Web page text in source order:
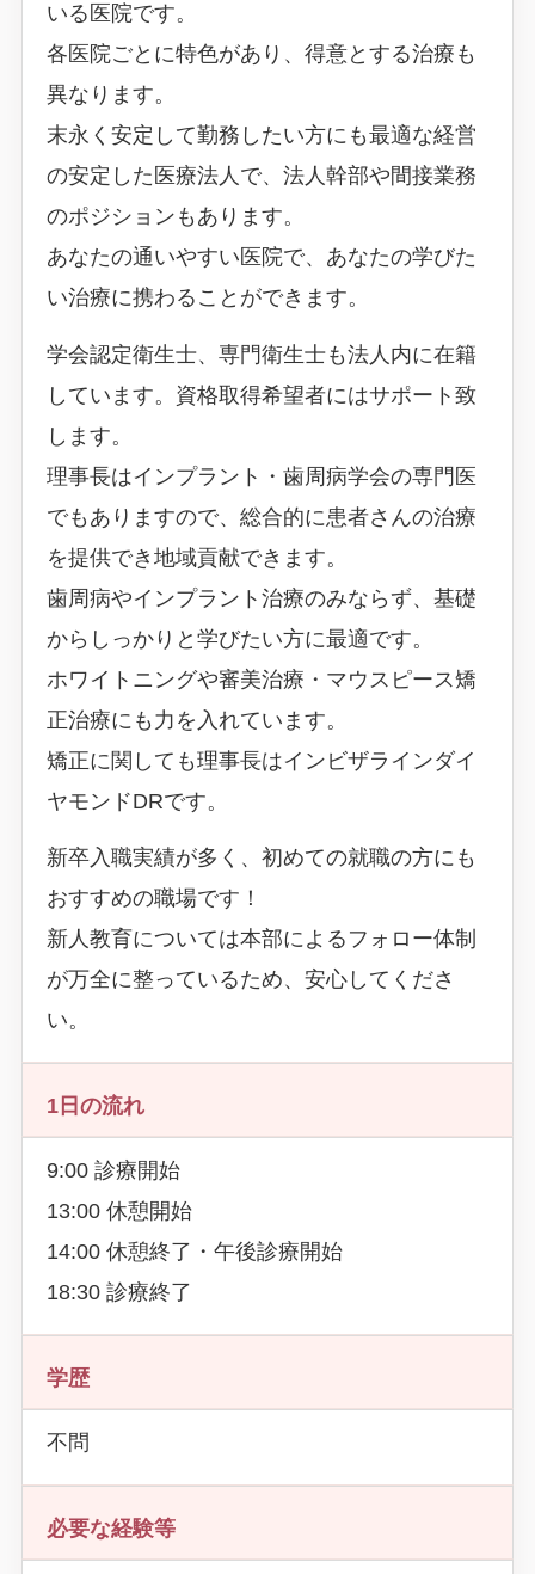
いる医院です。
各医院ごとに特色があり、得意とする治療も
異なります。
末永く安定して勤務したい方にも最適な経営
の安定した医療法人で、法人幹部や間接業務
のポジションもあります。
あなたの通いやすい医院で、あなたの学びた
い治療に携わることができます。
学会認定衛生士、専門衛生士も法人内に在籍
しています。資格取得希望者にはサポート致
します。
理事長はインプラント・歯周病学会の専門医
でもありますので、総合的に患者さんの治療
を提供でき地域貢献できます。
歯周病やインプラント治療のみならず、基礎
からしっかりと学びたい方に最適です。
ホワイトニングや審美治療・マウスピース矯
正治療にも力を入れています。
矯正に関しても理事長はインビザラインダイ
ヤモンドDRです。
新卒入職実績が多く、初めての就職の方にも
おすすめの職場です！
新人教育については本部によるフォロー体制
が万全に整っているため、安心してくださ
い。
1日の流れ
9:00 診療開始
13:00 休憩開始
14:00 休憩終了・午後診療開始
18:30 診療終了
学歴
不問
必要な経験等